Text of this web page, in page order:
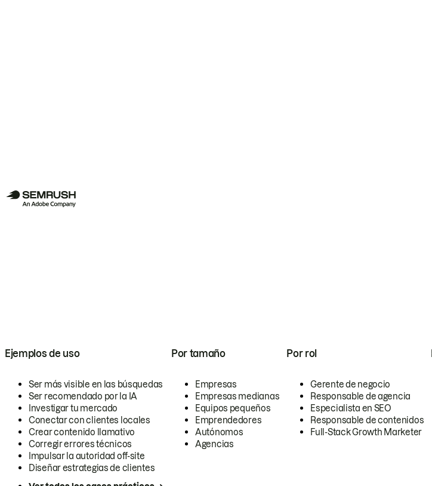
Ejemplos de uso
Ser más visible en las búsquedas
Ser recomendado por la IA
Investigar tu mercado
Conectar con clientes locales
Crear contenido llamativo
Corregir errores técnicos
Impulsar la autoridad off-site
Diseñar estrategias de clientes
Por tamaño
Empresas
Empresas medianas
Equipos pequeños
Emprendedores
Autónomos
Agencias
Por rol
Gerente de negocio
Responsable de agencia
Especialista en SEO
Responsable de contenidos
Full-Stack Growth Marketer